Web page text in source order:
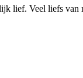
lief. Veel liefs van